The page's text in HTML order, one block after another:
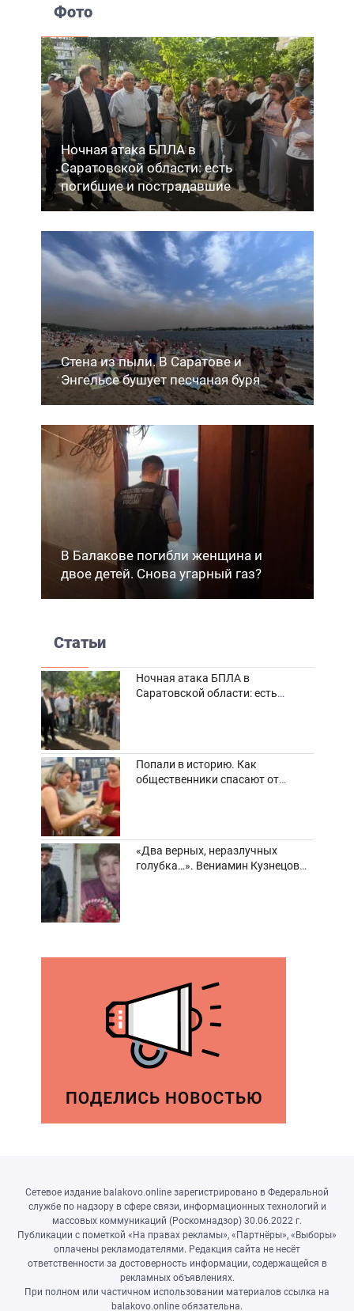
Фото
Ночная атака БПЛА в
Саратовской области: есть
погибшие и пострадавшие
Стена из пыли. В Саратове и
Энгельсе бушует песчаная буря
В Балакове погибли женщина и
двое детей. Снова угарный газ?
Статьи
Ночная атака БПЛА в
Саратовской области: есть
Попали в историю. Как
общественники спасают от
«Два верных, неразлучных
голубка…». Вениамин Кузнецов
Сетевое издание balakovo.online зарегистрировано в Федеральной
службе по надзору в сфере связи, информационных технологий и
массовых коммуникаций (Роскомнадзор) 30.06.2022 г.
Публикации с пометкой «На правах рекламы», «Партнёры», «Выборы»
оплачены рекламодателями. Редакция сайта не несёт
ответственности за достоверность информации, содержащейся в
рекламных объявлениях.
При полном или частичном использовании материалов ссылка на
balakovo.online обязательна.